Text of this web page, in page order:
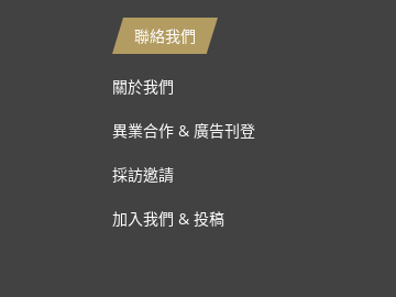
聯絡我們
關於我們
異業合作 & 廣告刊登
採訪邀請
加入我們 & 投稿